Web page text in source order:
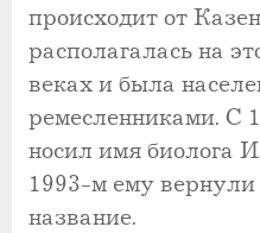
происходит от
располагалась на
веках и была
ремесленниками. С
носил имя биолога
1993-м ему вернули
название.